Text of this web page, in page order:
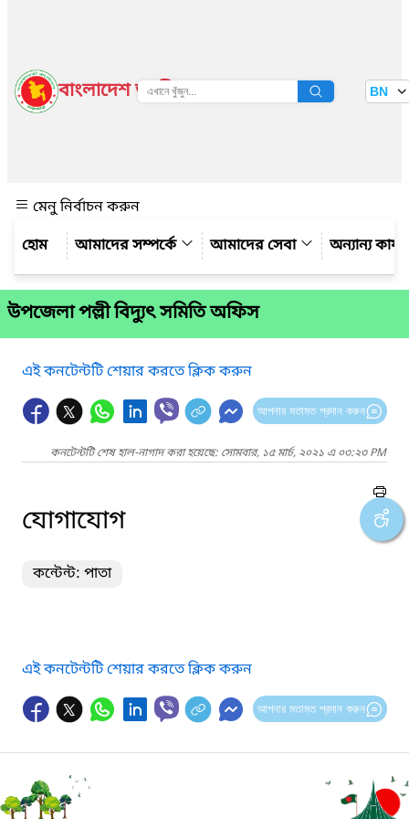
বাংলাদেশ জাতীয় তথ্য বাতায়ন BN
মেনু নির্বাচন করুন
আমাদের সম্পর্কে
আমাদের সেবা অন্যান্য
উপজেলা পল্লী বিদ্যুৎ সমিতি অফিস
এই কনটেন্টটি শেয়ার করতে ক্লিক করুন
আপনার মতামত প্রদান করুন
কনটেন্টটি শেষ হাল-নাগাদ করা হয়েছে: সোমবার, ১৫ মার্চ, ২০২১ এ ০৩:২৩ PM
যোগাযোগ
কন্টেন্ট: পাতা
এই কনটেন্টটি শেয়ার করতে ক্লিক করুন
আপনার মতামত প্রদান করুন